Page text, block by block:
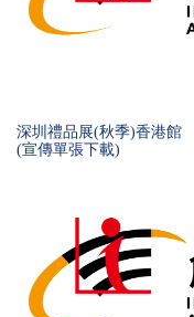
深圳禮品展(秋季)香港館
(宣傳單張下載)